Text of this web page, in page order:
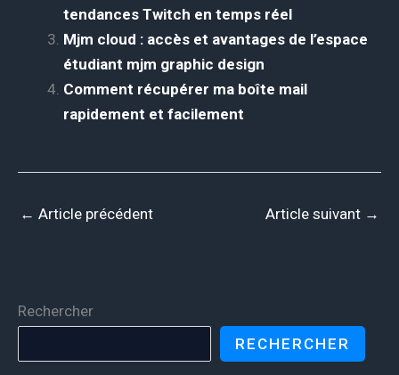
tendances Twitch en temps réel
Mjm cloud : accès et avantages de l’espace
étudiant mjm graphic design
Comment récupérer ma boîte mail
rapidement et facilement
← Article précédent Article suivant →
Rechercher
RECHERCHER